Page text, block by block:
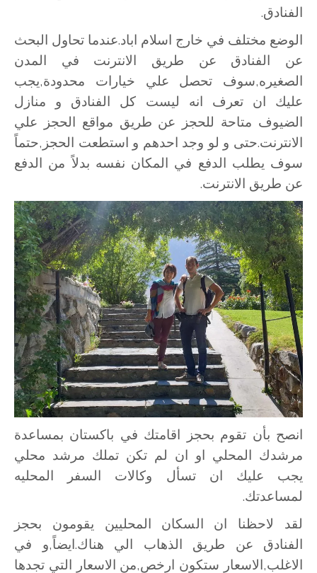
الفنادق.
الوضع مختلف في خارج اسلام اباد.عندما تحاول البحث
عن الفنادق عن طريق الانترنت في المدن
الصغيره,سوف تحصل علي خيارات محدودة,يجب
عليك ان تعرف انه ليست كل الفنادق و منازل
الضيوف متاحة للحجز عن طريق مواقع الحجز علي
الانترنت.حتى و لو وجد احدهم و استطعت الحجز,حتماً
سوف يطلب الدفع في المكان نفسه بدلاً من الدفع
عن طريق الانترنت.
انصح بأن تقوم بحجز اقامتك في باكستان بمساعدة
مرشدك المحلي او ان لم تكن تملك مرشد محلي
يجب عليك ان تسأل وكالات السفر المحليه
لمساعدتك.
لقد لاحظنا ان السكان المحليين يقومون بحجز
الفنادق عن طريق الذهاب الي هناك.ايضاً,و في
الاغلب,الاسعار ستكون ارخص,من الاسعار التي تجدها